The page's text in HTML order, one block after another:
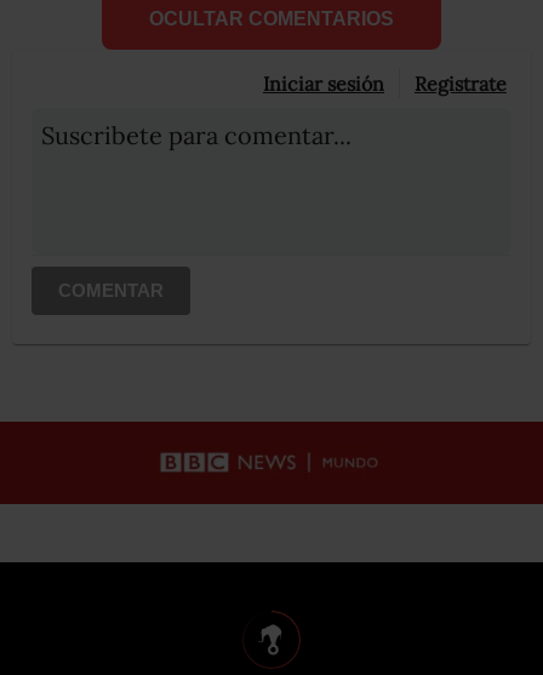
OCULTAR COMENTARIOS
Iniciar sesión Registrate
Suscribete para comentar...
COMENTAR